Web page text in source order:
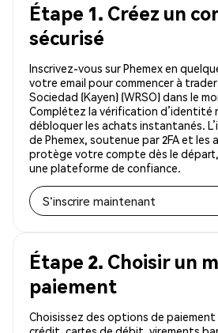
Étape 1. Créez un
sécurisé
Inscrivez-vous sur Phemex en
votre email pour commencer à
Sociedad (Kayen) (WRSO) dans le
Complétez la vérification d’identité
débloquer les achats instantanés.
de Phemex, soutenue par 2FA et les
protège votre compte dès le
une plateforme de confiance.
S'inscrire maintenant
Étape 2. Choisir un
paiement
Choisissez des options de paiement